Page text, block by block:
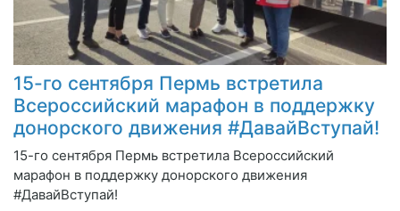
15-го сентября Пермь встретила
Всероссийский марафон в поддержку
донорского движения #ДавайВступай!
15-го сентября Пермь встретила Всероссийский
марафон в поддержку донорского движения
#ДавайВступай!